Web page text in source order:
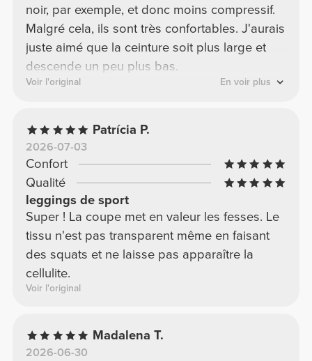
noir, par exemple, et donc moins compressif.
Malgré cela, ils sont très confortables. J'aurais
juste aimé que la ceinture soit plus large et
descende un peu plus bas.
Voir l'original En voir plus
Patrícia P.
2026-07-03
Confort
Qualité
leggings de sport
Super ! La coupe met en valeur les fesses. Le
tissu n'est pas transparent même en faisant
des squats et ne laisse pas apparaître la
cellulite.
Voir l'original
Madalena T.
2026-06-30